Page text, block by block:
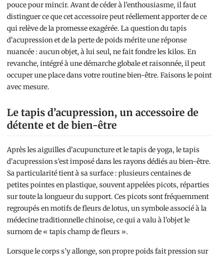
pouce pour mincir. Avant de céder à l’enthousiasme, il faut
distinguer ce que cet accessoire peut réellement apporter de ce
qui relève de la promesse exagérée. La question du tapis
d’acupression et de la perte de poids mérite une réponse
nuancée : aucun objet, à lui seul, ne fait fondre les kilos. En
revanche, intégré à une démarche globale et raisonnée, il peut
occuper une place dans votre routine bien-être. Faisons le point
avec mesure.
Le tapis d’acupression, un accessoire de
détente et de bien-être
Après les aiguilles d’acupuncture et le tapis de yoga, le tapis
d’acupression s’est imposé dans les rayons dédiés au bien-être.
Sa particularité tient à sa surface : plusieurs centaines de
petites pointes en plastique, souvent appelées picots, réparties
sur toute la longueur du support. Ces picots sont fréquemment
regroupés en motifs de fleurs de lotus, un symbole associé à la
médecine traditionnelle chinoise, ce qui a valu à l’objet le
surnom de « tapis champ de fleurs ».
Lorsque le corps s’y allonge, son propre poids fait pression sur